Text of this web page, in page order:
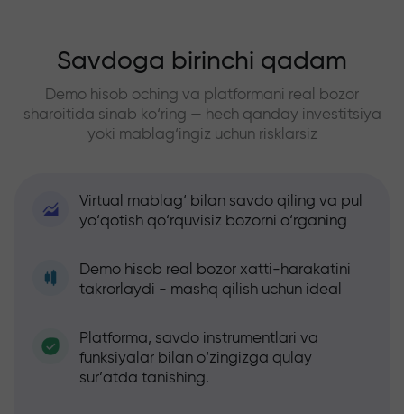
Savdoga birinchi qadam
Demo hisob oching va platformani real bozor
sharoitida sinab ko‘ring — hech qanday investitsiya
yoki mablag‘ingiz uchun risklarsiz
Virtual mablag‘ bilan savdo qiling va pul
yo‘qotish qo‘rquvisiz bozorni o‘rganing
Demo hisob real bozor xatti-harakatini
takrorlaydi - mashq qilish uchun ideal
Platforma, savdo instrumentlari va
funksiyalar bilan o‘zingizga qulay
sur’atda tanishing.